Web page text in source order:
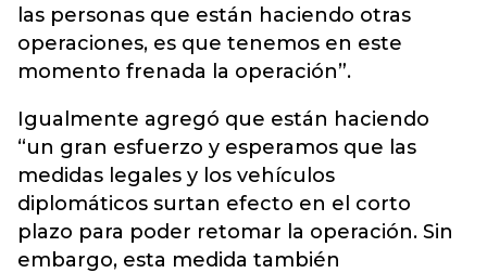
las personas que están haciendo otras
operaciones, es que tenemos en este
momento frenada la operación”.
Igualmente agregó que están haciendo
“un gran esfuerzo y esperamos que las
medidas legales y los vehículos
diplomáticos surtan efecto en el corto
plazo para poder retomar la operación. Sin
embargo, esta medida también